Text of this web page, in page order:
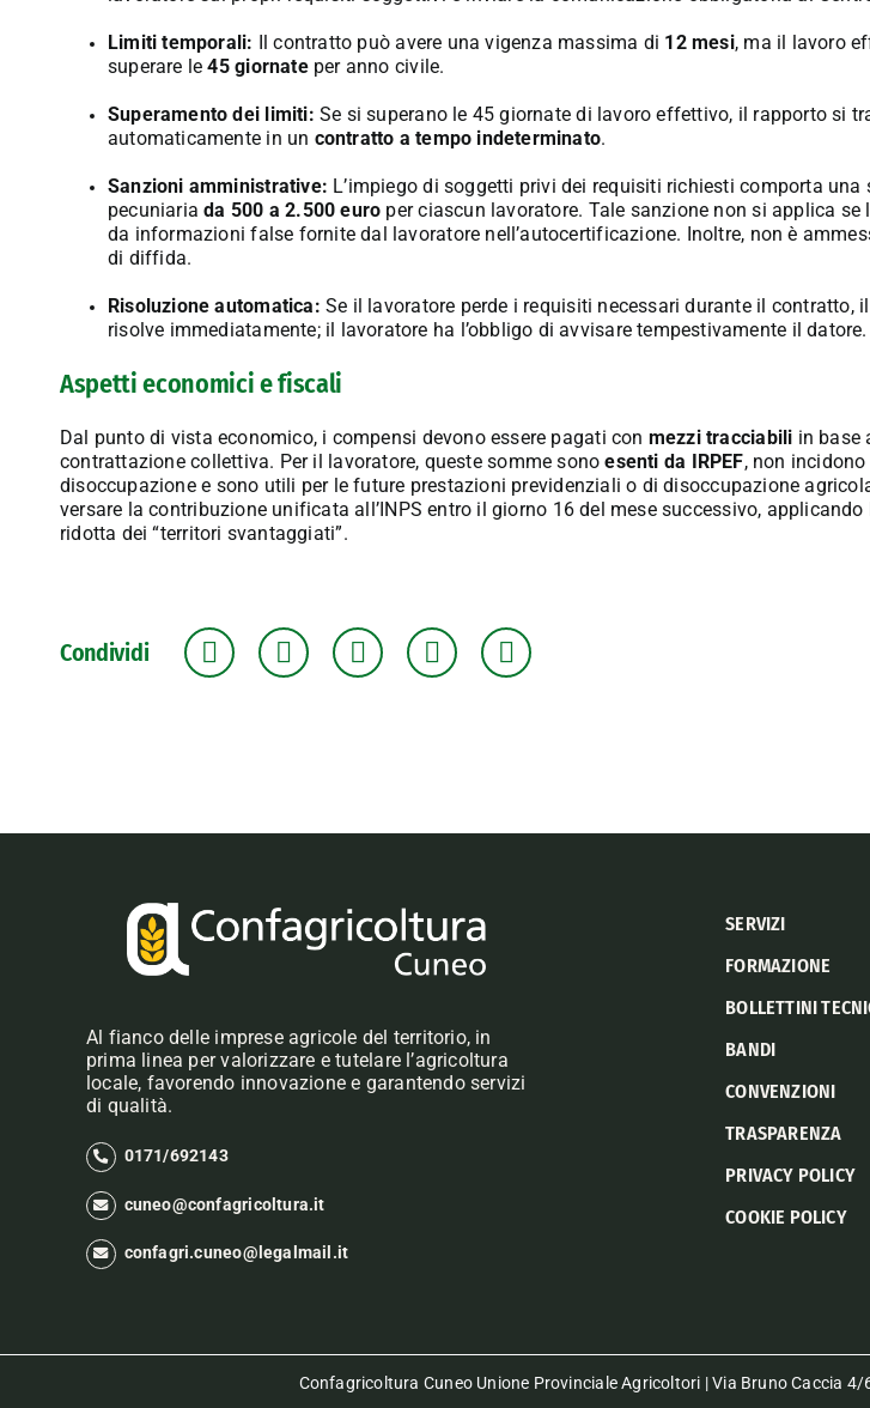
Limiti temporali: Il contratto può avere una vigenza massima di 12 mesi, ma il lavoro
superare le45 giornateper anno civile.
Superamento dei limiti: Se si superano le 45 giornate di lavoro effettivo, il rapporto si
automaticamente in un contratto a tempo indeterminato.
Sanzioni amministrative: L’impiego di soggetti privi dei requisiti richiesti comporta una
pecuniariada 500 a 2.500 euro per ciascun lavoratore. Tale sanzione non si applica se
da informazioni false fornite dal lavoratore nell’autocertificazione. Inoltre, non è
di diffida.
Risoluzione automatica: Se il lavoratore perde i requisiti necessari durante il contratto,
risolve immediatamente; il lavoratore ha l’obbligo di avvisare tempestivamente il datore.
Aspetti economici e fiscali
Dal punto di vista economico, i compensi devono essere pagati con mezzi tracciabili in base
contrattazione collettiva. Per il lavoratore, queste somme sonoesenti da IRPEF, non
disoccupazione e sono utili per le future prestazioni previdenziali o di disoccupazione
versare la contribuzione unificata all’INPS entro il giorno 16 del mese successivo, applicando
ridotta dei “territori svantaggiati”.
Condividi
Al fianco delle imprese agricole del territorio, in
prima linea per valorizzare e tutelare l’agricoltura
locale, favorendo innovazione e garantendo servizi
di qualità.
0171/692143
cuneo@confagricoltura.it
confagri.cuneo@legalmail.it
SERVIZI
FORMAZIONE
BOLLETTINI
BANDI
CONVENZIONI
TRASPARENZA
PRIVACY POLICY
COOKIE POLICY
Confagricoltura Cuneo Unione Provinciale Agricoltori | Via Bruno Caccia